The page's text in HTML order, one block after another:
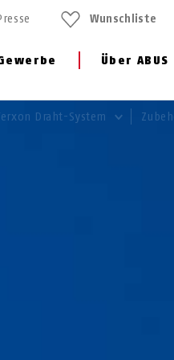
Über ABUS
Wunschliste
Draht-System